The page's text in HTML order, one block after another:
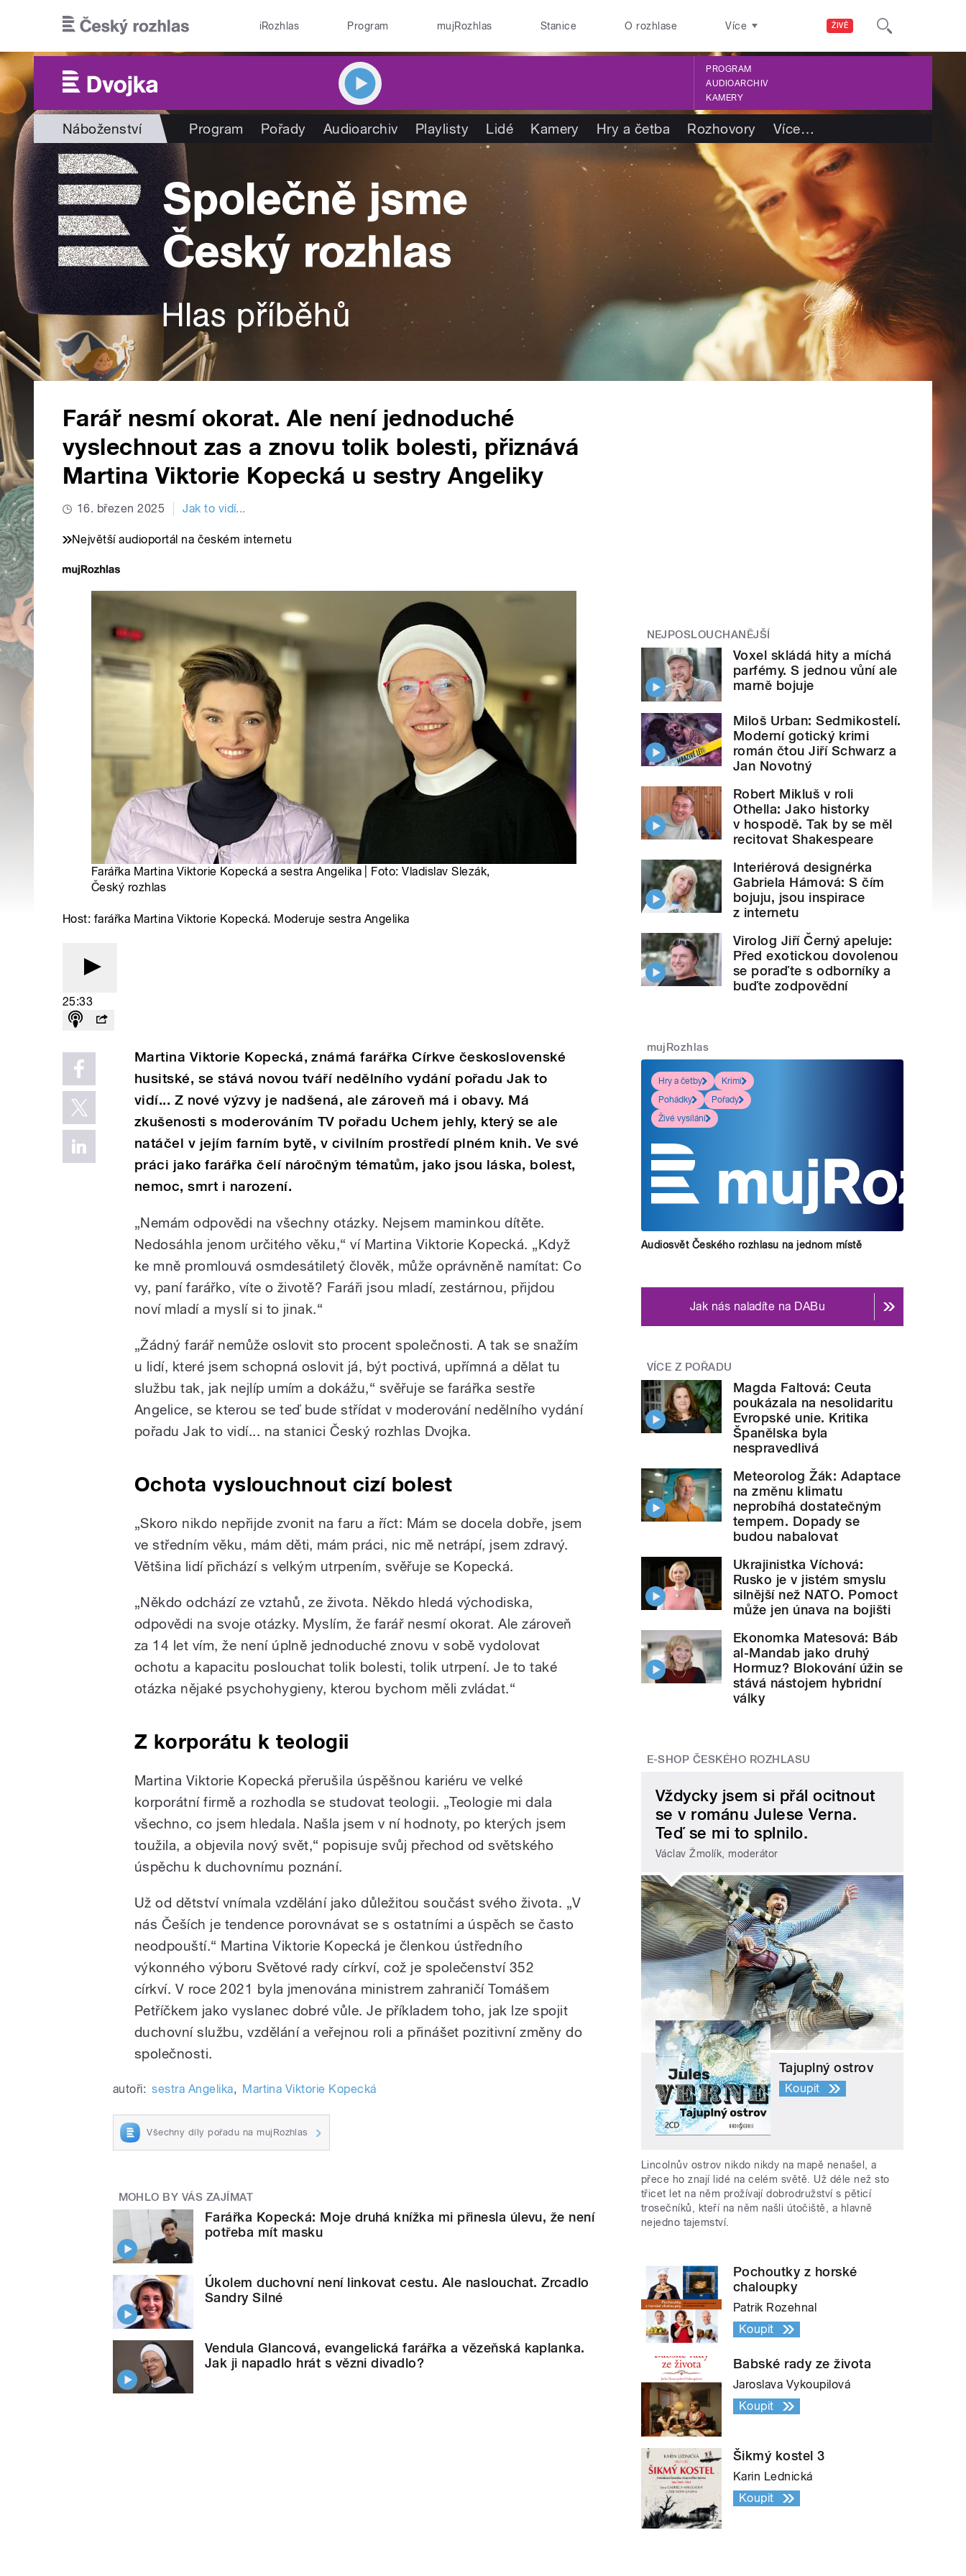
ŽIVĚ
iRozhlas Program mujRozhlas Stanice O rozhlase Více
PROGRAM
AUDIOARCHIV
KAMERY
Náboženství Program Pořady Audioarchiv Playlisty Lidé Kamery Hry a četba Rozhovory Více…
Farář nesmí okorat. Ale není jednoduché
vyslechnout zas a znovu tolik bolesti, přiznává
Martina Viktorie Kopecká u sestry Angeliky
16. březen 2025 Jak to vidí...
Největší audioportál na českém internetu
Farářka Martina Viktorie Kopecká a sestra Angelika | Foto: Vladislav Slezák,
Český rozhlas
Host: farářka Martina Viktorie Kopecká. Moderuje sestra Angelika
25:33
Martina Viktorie Kopecká, známá farářka Církve československé
husitské, se stává novou tváří nedělního vydání pořadu Jak to
vidí... Z nové výzvy je nadšená, ale zároveň má i obavy. Má
zkušenosti s moderováním TV pořadu Uchem jehly, který se ale
natáčel v jejím farním bytě, v civilním prostředí plném knih. Ve své
práci jako farářka čelí náročným tématům, jako jsou láska, bolest,
nemoc, smrt i narození.
„Nemám odpovědi na všechny otázky. Nejsem maminkou dítěte.
Nedosáhla jenom určitého věku,“ ví Martina Viktorie Kopecká. „Když
ke mně promlouvá osmdesátiletý člověk, může oprávněně namítat: Co
vy, paní farářko, víte o životě? Faráři jsou mladí, zestárnou, přijdou
noví mladí a myslí si to jinak.“
„Žádný farář nemůže oslovit sto procent společnosti. A tak se snažím
u lidí, které jsem schopná oslovit já, být poctivá, upřímná a dělat tu
službu tak, jak nejlíp umím a dokážu,“ svěřuje se farářka sestře
Angelice, se kterou se teď bude střídat v moderování nedělního vydání
pořadu Jak to vidí... na stanici Český rozhlas Dvojka.
Ochota vyslouchnout cizí bolest
„Skoro nikdo nepřijde zvonit na faru a říct: Mám se docela dobře, jsem
ve středním věku, mám děti, mám práci, nic mě netrápí, jsem zdravý.
Většina lidí přichází s velkým utrpením, svěřuje se Kopecká.
„Někdo odchází ze vztahů, ze života. Někdo hledá východiska,
odpovědi na svoje otázky. Myslím, že farář nesmí okorat. Ale zároveň
za 14 let vím, že není úplně jednoduché znovu v sobě vydolovat
ochotu a kapacitu poslouchat tolik bolesti, tolik utrpení. Je to také
otázka nějaké psychohygieny, kterou bychom měli zvládat.“
Z korporátu k teologii
Martina Viktorie Kopecká přerušila úspěšnou kariéru ve velké
korporátní firmě a rozhodla se studovat teologii. „Teologie mi dala
všechno, co jsem hledala. Našla jsem v ní hodnoty, po kterých jsem
toužila, a objevila nový svět,“ popisuje svůj přechod od světského
úspěchu k duchovnímu poznání.
Už od dětství vnímala vzdělání jako důležitou součást svého života. „V
nás Češích je tendence porovnávat se s ostatními a úspěch se často
neodpouští.“ Martina Viktorie Kopecká je členkou ústředního
výkonného výboru Světové rady církví, což je společenství 352
církví. V roce 2021 byla jmenována ministrem zahraničí Tomášem
Petříčkem jako vyslanec dobré vůle. Je příkladem toho, jak lze spojit
duchovní službu, vzdělání a veřejnou roli a přinášet pozitivní změny do
společnosti.
autoři: sestra Angelika, Martina Viktorie Kopecká
Všechny díly pořadu na mujRozhlas
MOHLO BY VÁS ZAJÍMAT
Farářka Kopecká: Moje druhá knížka mi přinesla úlevu, že není
potřeba mít masku
Úkolem duchovní není linkovat cestu. Ale naslouchat. Zrcadlo
Sandry Silné
Vendula Glancová, evangelická farářka a vězeňská kaplanka.
Jak ji napadlo hrát s vězni divadlo?
NEJPOSLOUCHANĚJŠÍ
Voxel skládá hity a míchá
parfémy. S jednou vůní ale
marně bojuje
Miloš Urban: Sedmikostelí.
Moderní gotický krimi
román čtou Jiří Schwarz a
Jan Novotný
Robert Mikluš v roli
Othella: Jako historky
v hospodě. Tak by se měl
recitovat Shakespeare
Interiérová designérka
Gabriela Hámová: S čím
bojuju, jsou inspirace
z internetu
Virolog Jiří Černý apeluje:
Před exotickou dovolenou
se poraďte s odborníky a
buďte zodpovědní
mujRozhlas
Hry a četby
Krimi
Pohádky
Pořady
Živé vysílání
Audiosvět Českého rozhlasu na jednom místě
Jak nás naladíte na DABu
VÍCE Z POŘADU
Magda Faltová: Ceuta
poukázala na nesolidaritu
Evropské unie. Kritika
Španělska byla
nespravedlivá
Meteorolog Žák: Adaptace
na změnu klimatu
neprobíhá dostatečným
tempem. Dopady se
budou nabalovat
Ukrajinistka Víchová:
Rusko je v jistém smyslu
silnější než NATO. Pomoct
může jen únava na bojišti
Ekonomka Matesová: Báb
al-Mandab jako druhý
Hormuz? Blokování úžin se
stává nástojem hybridní
války
E-SHOP ČESKÉHO ROZHLASU
Vždycky jsem si přál ocitnout
se v románu Julese Verna.
Teď se mi to splnilo.
Václav Žmolík, moderátor
Tajuplný ostrov
Koupit
Lincolnův ostrov nikdo nikdy na mapě nenašel, a
přece ho znají lidé na celém světě. Už déle než sto
třicet let na něm prožívají dobrodružství s pěticí
trosečníků, kteří na něm našli útočiště, a hlavně
nejedno tajemství.
Pochoutky z horské
chaloupky
Patrik Rozehnal
Koupit
Babské rady ze života
Jaroslava Vykoupilová
Koupit
Šikmý kostel 3
Karin Lednická
Koupit